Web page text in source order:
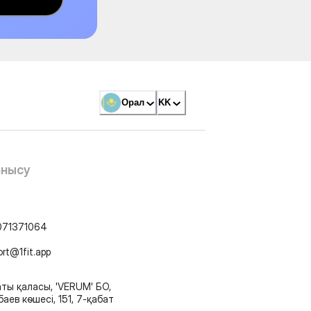
Орал KK
қаласы, 'VERUM' БО,
көшесі, 151, 7-қабат